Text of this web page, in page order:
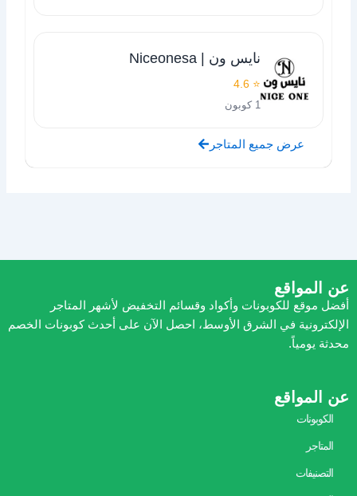
نايس ون | Niceonesa
⭐ 4.6
1 كوبون
عرض جميع المتاجر
عن المواقع
أفضل موقع للكوبونات وأكواد وقسائم التخفيض لأشهر المتاجر
الإلكترونية في الشرق الأوسط، احصل الآن على أحدث كوبونات الخصم
محدثة يومياً.
عن المواقع
الكوبونات
المتاجر
التصنيفات